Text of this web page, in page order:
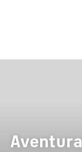
Aventura